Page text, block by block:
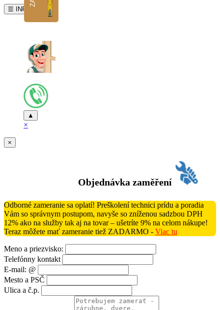
☰ INFO
▲
×
×
Objednávka zaměření
Odborné zameranie sa oplatí! Preškolení technici prídu a poradia
Vám so správnym postupom, navyše so zníženou sadzbou DPH
12% ako na služby tak aj na tovar – ušetríte 9% na celom nákupe!
Teraz môžete mať zameranie tiež ZADARMO - Viac tu
Meno a priezvisko:
Telefónny kontakt
E-mail: @
Mesto a PSČ
Ulica a č.p.